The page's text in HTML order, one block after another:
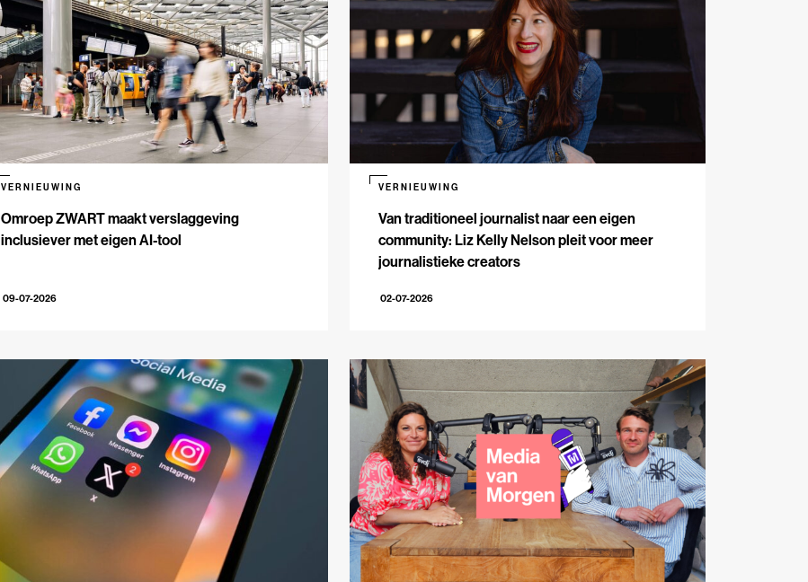
Omroep ZWART maakt verslaggeving
inclusiever met eigen AI-tool
VERNIEUWING
09-07-2026
Van traditioneel journalist naar een eigen
community: Liz Kelly Nelson pleit voor meer
journalistieke creators
VERNIEUWING
02-07-2026